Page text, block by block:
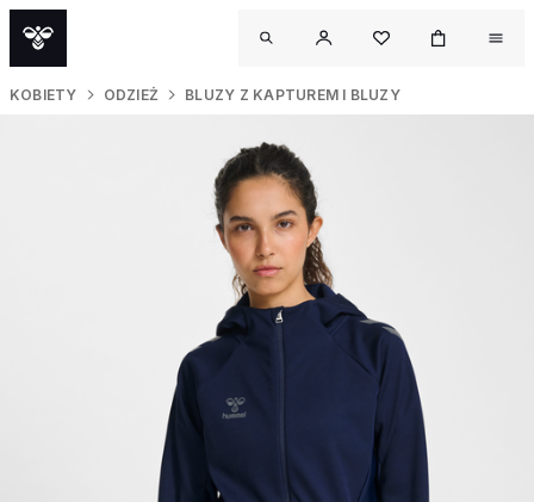
KOBIETY ODZIEŻ BLUZY Z KAPTUREM I BLUZY